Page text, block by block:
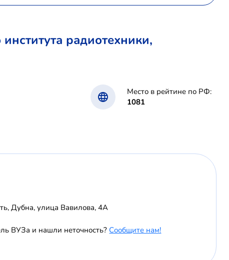
радиотехники,
Место в рейтине по РФ:
1081
Дубна, улица Вавилова, 4А
ВУЗа и нашли неточность? Сообщите нам!